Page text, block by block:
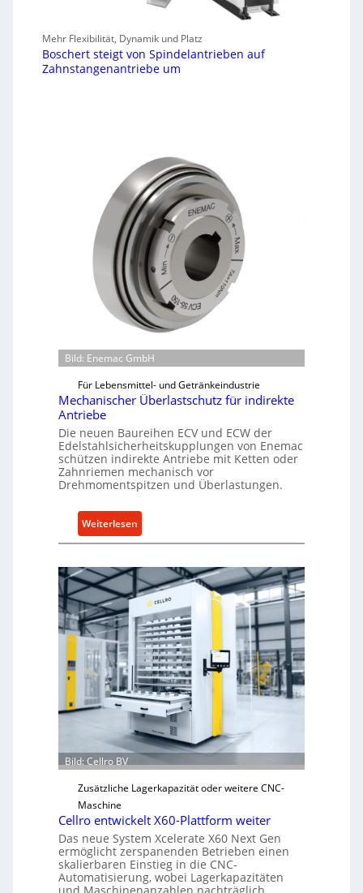
Mehr Flexibilität, Dynamik und Platz
Boschert steigt von Spindelantrieben auf
Zahnstangenantriebe um
Bild: Enemac GmbH
Für Lebensmittel- und Getränkeindustrie
Mechanischer Überlastschutz für indirekte
Antriebe
Die neuen Baureihen ECV und ECW der
Edelstahlsicherheitskupplungen von Enemac
schützen indirekte Antriebe mit Ketten oder
Zahnriemen mechanisch vor
Drehmomentspitzen und Überlastungen.
Weiterlesen:
M
c
h
n
i
c
h
e
r
Ü
r
a
s
t
s
Bild: Cellro BV
Zusätzliche Lagerkapazität oder weitere CNC-
Maschine
Cellro entwickelt X60-Plattform weiter
Das neue System Xcelerate X60 Next Gen
ermöglicht zerspanenden Betrieben einen
skalierbaren Einstieg in die CNC-
Automatisierung, wobei Lagerkapazitäten